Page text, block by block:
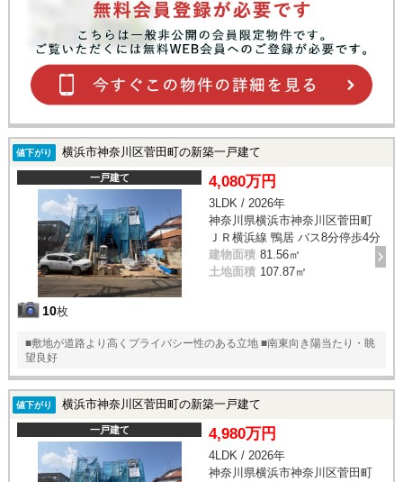
値下がり 横浜市神奈川区菅田町の新築一戸建て
一戸建て
10枚
4,080万円
3LDK / 2026年
神奈川県横浜市神奈川区菅田町
ＪＲ横浜線 鴨居 バス8分停歩4分
建物面積 81.56㎡
土地面積 107.87㎡
■敷地が道路より高くプライバシー性のある立地 ■南東向き陽当たり・眺
望良好
値下がり 横浜市神奈川区菅田町の新築一戸建て
一戸建て 4,980万円
4LDK / 2026年
神奈川県横浜市神奈川区菅田町